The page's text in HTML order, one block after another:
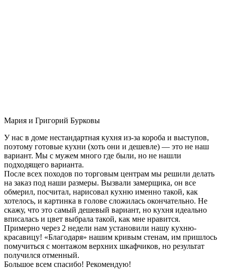
Мария и Григорий Бурковы
У нас в доме нестандартная кухня из-за короба и выступов,
поэтому готовые кухни (хоть они и дешевле) — это не наш
вариант. Мы с мужем много где были, но не нашли
подходящего варианта.
После всех походов по торговым центрам мы решили делать
на заказ под наши размеры. Вызвали замерщика, он все
обмерил, посчитал, нарисовал кухню именно такой, как
хотелось, и картинка в голове сложилась окончательно. Не
скажу, что это самый дешевый вариант, но кухня идеально
вписалась и цвет выбрала такой, как мне нравится.
Примерно через 2 недели нам установили нашу кухню-
красавицу! «Благодаря» нашим кривым стенам, им пришлось
помучиться с монтажом верхних шкафчиков, но результат
получился отменный.
Большое всем спасибо! Рекомендую!